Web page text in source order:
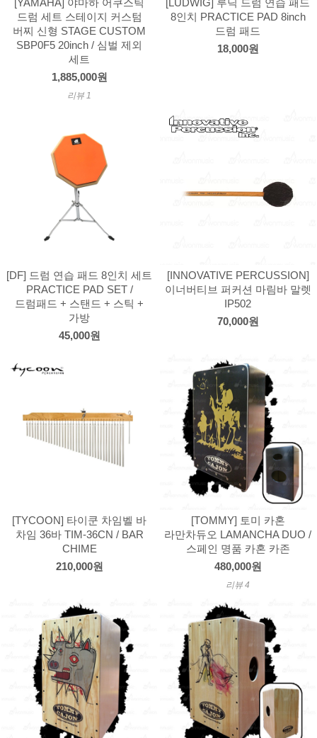
[YAMAHA] 야마하 어쿠스틱
드럼 세트 스테이지 커스텀
버찌 신형 STAGE CUSTOM
SBP0F5 20inch / 심벌 제외
세트
1,885,000원
리뷰 1
[LUDWIG] 루딕 드럼 연습 패드
8인치 PRACTICE PAD 8inch
드럼 패드
18,000원
[DF] 드럼 연습 패드 8인치 세트
PRACTICE PAD SET /
드럼패드 + 스탠드 + 스틱 +
가방
45,000원
[INNOVATIVE PERCUSSION]
이너버티브 퍼커션 마림바 말렛
IP502
70,000원
[TYCOON] 타이쿤 차임벨 바
차임 36바 TIM-36CN / BAR
CHIME
210,000원
[TOMMY] 토미 카혼
라만차듀오 LAMANCHA DUO /
스페인 명품 카혼 카존
480,000원
리뷰 4